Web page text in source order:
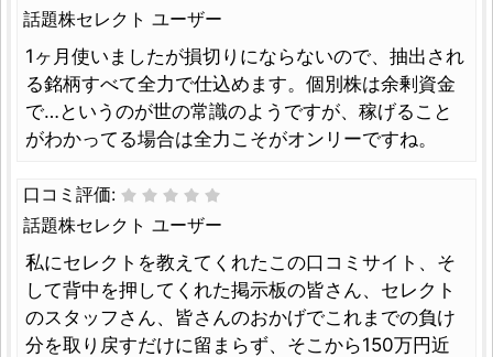
話題株セレクト ユーザー
1ヶ月使いましたが損切りにならないので、抽出され
る銘柄すべて全力で仕込めます。個別株は余剰資金
で…というのが世の常識のようですが、稼げること
がわかってる場合は全力こそがオンリーですね。
口コミ評価:
話題株セレクト ユーザー
私にセレクトを教えてくれたこの口コミサイト、そ
して背中を押してくれた掲示板の皆さん、セレクト
のスタッフさん、皆さんのおかげでこれまでの負け
分を取り戻すだけに留まらず、そこから150万円近